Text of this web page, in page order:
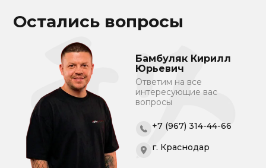
Остались вопросы
Бамбуляк Кирилл
Юрьевич
Ответим на все
интересующие вас
вопросы
+7 (967) 314-44-66
г. Краснодар